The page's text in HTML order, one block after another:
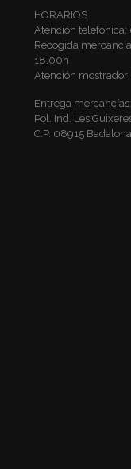
HORARIOS
Atención
Recogida
18.00h
Atención
Entrega mercancías:
Pol. Ind. Les
C.P. 08915